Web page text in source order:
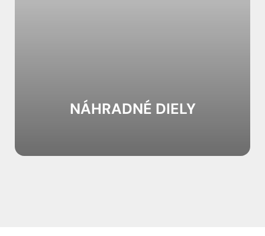
NÁHRADNÉ DIELY